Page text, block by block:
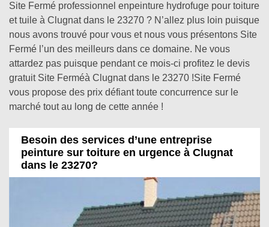
Site Fermé professionnel enpeinture hydrofuge pour toiture
et tuile à Clugnat dans le 23270 ? N’allez plus loin puisque
nous avons trouvé pour vous et nous vous présentons Site
Fermé l’un des meilleurs dans ce domaine. Ne vous
attardez pas puisque pendant ce mois-ci profitez le devis
gratuit Site Ferméà Clugnat dans le 23270 !Site Fermé
vous propose des prix défiant toute concurrence sur le
marché tout au long de cette année !
Besoin des services d’une entreprise
peinture sur toiture en urgence à Clugnat
dans le 23270?